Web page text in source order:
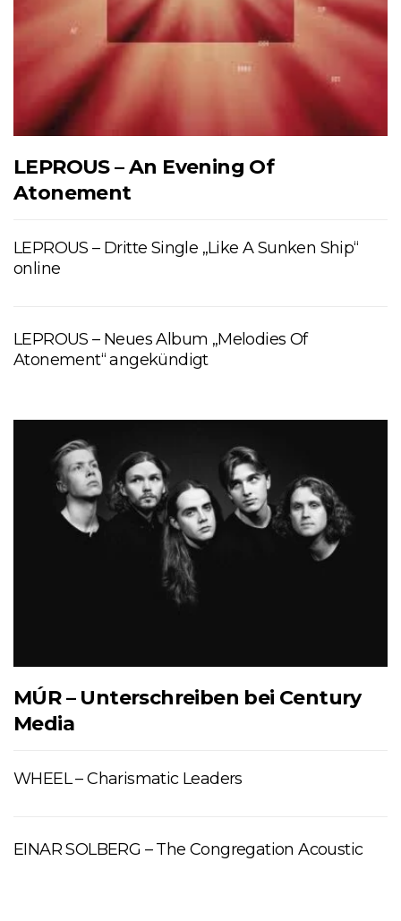
LEPROUS – An Evening Of
Atonement
LEPROUS – Dritte Single „Like A Sunken Ship“
online
LEPROUS – Neues Album „Melodies Of
Atonement“ angekündigt
MÚR – Unterschreiben bei Century
Media
WHEEL – Charismatic Leaders
EINAR SOLBERG – The Congregation Acoustic